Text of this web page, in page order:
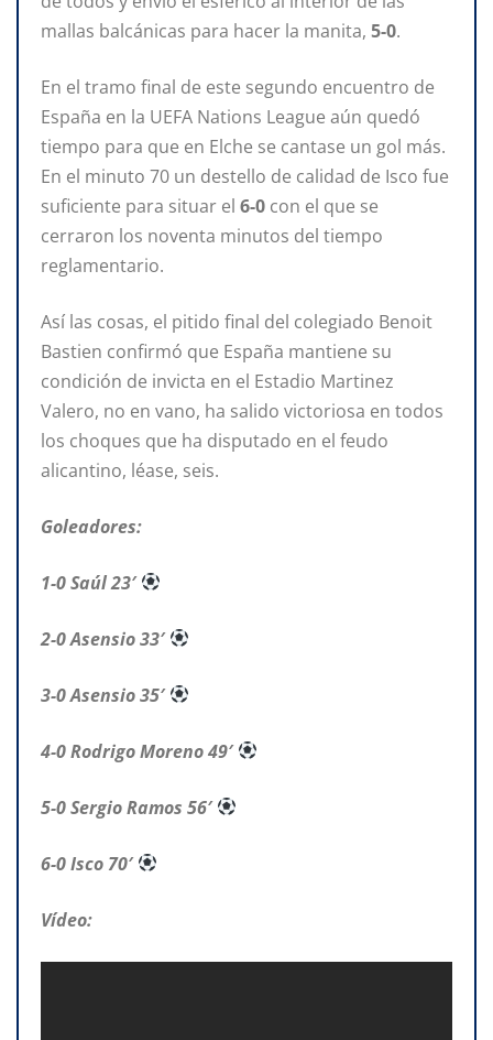
mallas balcánicas para hacer la manita, 5-0.
En el tramo final de este segundo encuentro de
España en la UEFA Nations League aún quedó
tiempo para que en Elche se cantase un gol más.
En el minuto 70 un destello de calidad de Isco fue
suficiente para situar el 6-0 con el que se
cerraron los noventa minutos del tiempo
reglamentario.
Así las cosas, el pitido final del colegiado Benoit
Bastien confirmó que España mantiene su
condición de invicta en el Estadio Martinez
Valero, no en vano, ha salido victoriosa en todos
los choques que ha disputado en el feudo
alicantino, léase, seis.
Goleadores:
1-0 Saúl 23′
2-0 Asensio 33′
3-0 Asensio 35′
4-0 Rodrigo Moreno 49′
5-0 Sergio Ramos 56′
6-0 Isco 70′
Vídeo: